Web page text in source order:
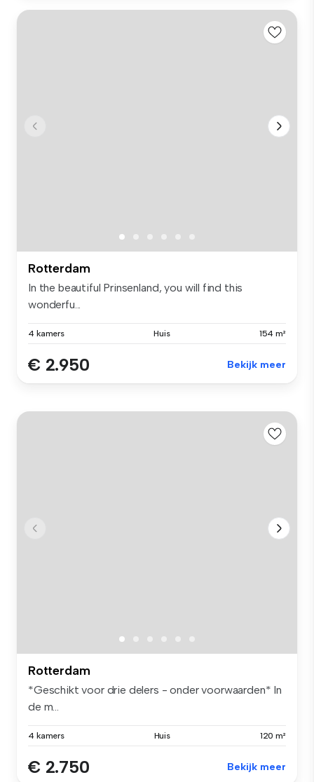
Rotterdam
In the beautiful Prinsenland, you will find this
wonderfu...
4 kamers Huis 154 m²
€ 2.950 Bekijk meer
Rotterdam
*Geschikt voor drie delers - onder voorwaarden* In
de m...
4 kamers Huis 120 m²
€ 2.750 Bekijk meer